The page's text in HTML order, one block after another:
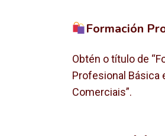
Formación
Obtén o título de
Profesional Básica
Comerciais”.